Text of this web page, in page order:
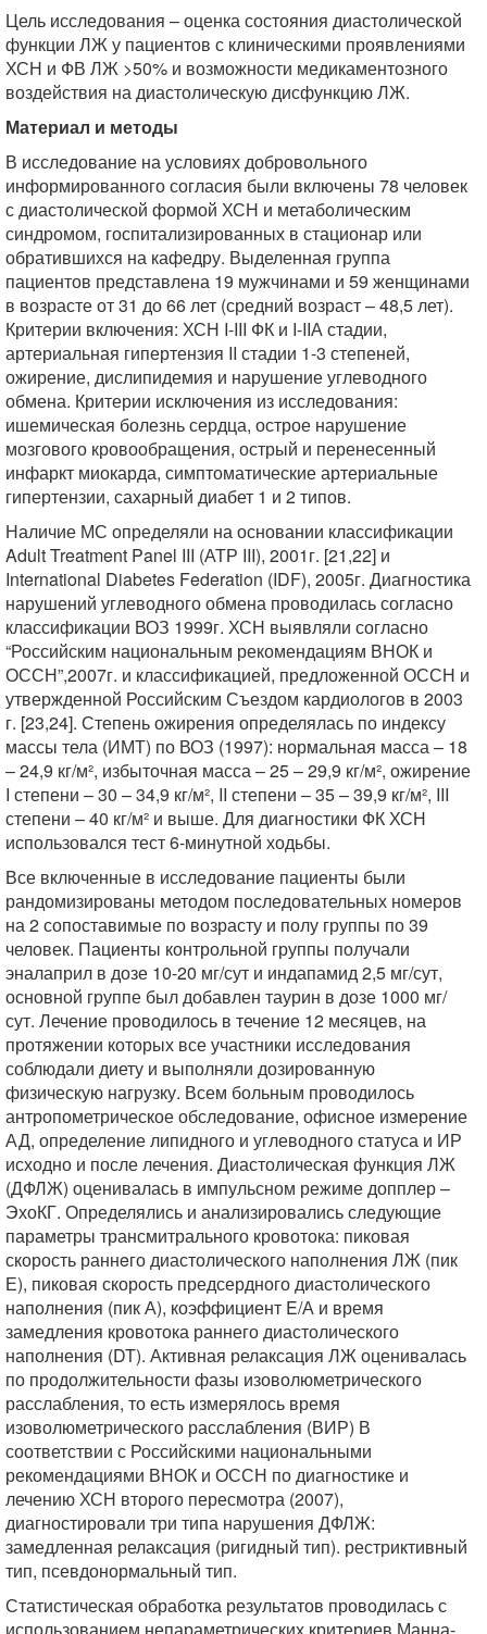
Цель исследования – оценка состояния диастолической
функции ЛЖ у пациентов с клиническими проявлениями
ХСН и ФВ ЛЖ >50% и возможности медикаментозного
воздействия на диастолическую дисфункцию ЛЖ.
Материал и методы
В исследование на условиях добровольного
информированного согласия были включены 78 человек
с диастолической формой ХСН и метаболическим
синдромом, госпитализированных в стационар или
обратившихся на кафедру. Выделенная группа
пациентов представлена 19 мужчинами и 59 женщинами
в возрасте от 31 до 66 лет (средний возраст – 48,5 лет).
Критерии включения: ХСН I-III ФК и I-IIА стадии,
артериальная гипертензия II стадии 1-3 степеней,
ожирение, дислипидемия и нарушение углеводного
обмена. Критерии исключения из исследования:
ишемическая болезнь сердца, острое нарушение
мозгового кровообращения, острый и перенесенный
инфаркт миокарда, симптоматические артериальные
гипертензии, сахарный диабет 1 и 2 типов.
Наличие МС определяли на основании классификации
Adult Treatment Panel III (АТР III), 2001г. [21,22] и
International Diabetes Federation (IDF), 2005г. Диагностика
нарушений углеводного обмена проводилась согласно
классификации ВОЗ 1999г. ХСН выявляли согласно
“Российским национальным рекомендациям ВНОК и
ОССН”,2007г. и классификацией, предложенной ОССН и
утвержденной Российским Съездом кардиологов в 2003
г. [23,24]. Степень ожирения определялась по индексу
массы тела (ИМТ) по ВОЗ (1997): нормальная масса – 18
– 24,9 кг/м², избыточная масса – 25 – 29,9 кг/м², ожирение
I степени – 30 – 34,9 кг/м², II степени – 35 – 39,9 кг/м², III
степени – 40 кг/м² и выше. Для диагностики ФК ХСН
использовался тест 6-минутной ходьбы.
Все включенные в исследование пациенты были
рандомизированы методом последовательных номеров
на 2 сопоставимые по возрасту и полу группы по 39
человек. Пациенты контрольной группы получали
эналаприл в дозе 10-20 мг/сут и индапамид 2,5 мг/сут,
основной группе был добавлен таурин в дозе 1000 мг/
сут. Лечение проводилось в течение 12 месяцев, на
протяжении которых все участники исследования
соблюдали диету и выполняли дозированную
физическую нагрузку. Всем больным проводилось
антропометрическое обследование, офисное измерение
АД, определение липидного и углеводного статуса и ИР
исходно и после лечения. Диастолическая функция ЛЖ
(ДФЛЖ) оценивалась в импульсном режиме допплер –
ЭхоКГ. Определялись и анализировались следующие
параметры трансмитрального кровотока: пиковая
скорость раннeго диастолического наполнения ЛЖ (пик
Е), пиковая скорoсть предсердного диастолического
наполнения (пик А), коэффициент E/А и время
замедления кровотока раннего диастолического
наполнения (DT). Активная релаксация ЛЖ оценивалась
по продолжительности фазы изоволюметрического
расслабления, то есть измерялось время
изоволюметрического расслабления (ВИР) В
соответствии с Российскими национальными
рекомендациями ВНОК и ОССН по диагностике и
лечению ХСН второго пересмотра (2007),
диагностировали три типа нарушения ДФЛЖ:
замедленная релаксация (ригидный тип). рестриктивный
тип, псевдонормальный тип.
Статистическая обработка результатов проводилась с